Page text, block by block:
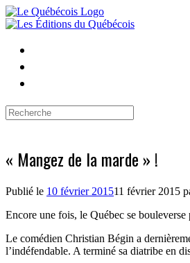
Skip
to
Search
« Mangez de la marde » !
Publié le 10 février 201511 février 2015
Encore une fois, le Québec se bouleverse
Le comédien Christian Bégin a
l’indéfendable. A terminé sa diatribe en